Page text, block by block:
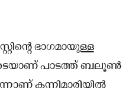
ഭാഗമായുള്ള
പാടത്ത് ബലൂൺ
കന്നിമാരിയിൽ